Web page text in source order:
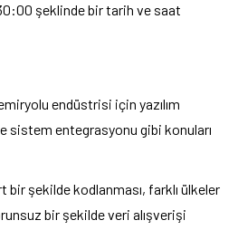
şeklinde bir tarih ve saat
endüstrisi için yazılım
sistem entegrasyonu gibi konuları
bir şekilde kodlanması, farklı ülkeler
bir şekilde veri alışverişi